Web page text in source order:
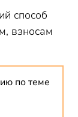
способ
взносам
по теме